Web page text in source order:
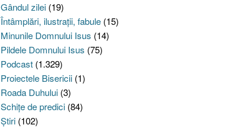
Gândul zilei(19)
Întâmplări, ilustraţii, fabule(15)
Minunile Domnului Isus (14)
Pildele Domnului Isus (75)
Podcast(1.329)
Proiectele Bisericii(1)
Roada Duhului(3)
Schiţe de predici(84)
Ştiri(102)